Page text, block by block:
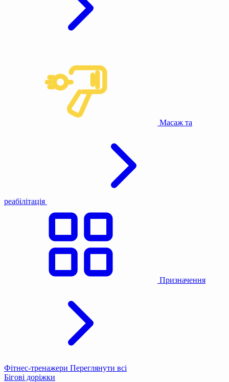
Масаж та
реабілітація
Призначення
Фітнес-тренажери Переглянути всі
Бігові доріжки